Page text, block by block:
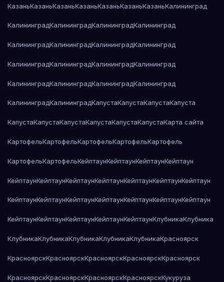
КазаньКазаньКазаньКазаньКазаньКазаньКазаньКалининград
КалининградКалининградКалининградКалининград
КалининградКалининградКалининградКалининград
КалининградКалининградКалининградКалининград
КалининградКалининградКалининградКалининград
КалининградКалининградКапустаКапустаКапустаКапуста
КапустаКапустаКапустаКапустаКапустаКапустаКарта сайта
КартофельКартофельКартофельКартофельКартофель
КартофельКартофельКейптаунКейптаунКейптаунКейптаун
КейптаунКейптаунКейптаунКейптаунКейптаунКейптаунКейптаун
КейптаунКейптаунКейптаунКейптаунКейптаунКейптаунКейптаун
КейптаунКейптаунКейптаунКейптаунКейптаунКлубникаКлубника
КлубникаКлубникаКлубникаКлубникаКлубникаКрасноярск
КрасноярскКрасноярскКрасноярскКрасноярскКрасноярск
КрасноярскКрасноярскКрасноярскКрасноярскКукуруза